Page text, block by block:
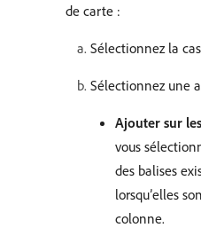
de carte :
Sélectionnez la
Sélectionnez une
Ajouter sur
vous
des balises
lorsqu’elles
colonne.